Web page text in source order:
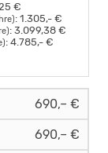
€
: 1.305,- €
: 3.099,38 €
: 4.785,- €
690,– €
690,– €